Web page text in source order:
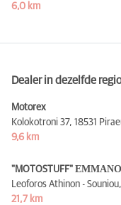
6,0 km
Dealer in dezelfde
Motorex
Kolokotroni 37, 18531
9,6 km
"MOTOSTUFF"
Leoforos Athinon -
21,7 km